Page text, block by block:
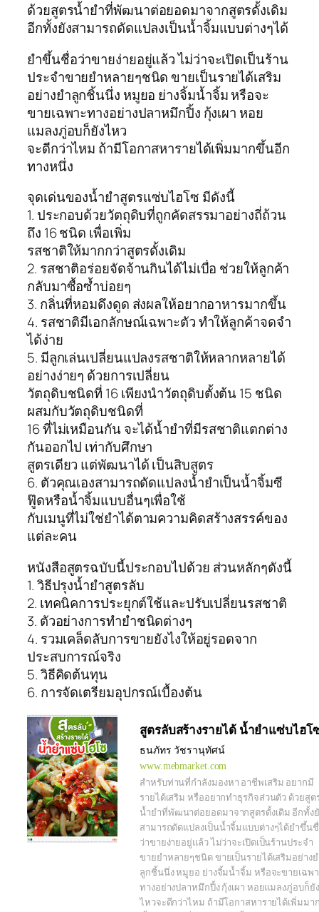
ด้วยสูตรน้ำยำที่พัฒนาต่อยอดมาจากสูตรดั้งเดิม
อีกทั้งยังสามารถดัดแปลงเป็นน้ำจิ้มแบบต่างๆได้
ยำขึ้นชื่อว่าขายง่ายอยู่แล้ว ไม่ว่าจะเปิดเป็นร้าน
ประจำขายยำหลายๆชนิด ขายเป็นรายได้เสริม
อย่างยำลูกชิ้นนึ่ง หมูยอ ย่างจิ้มน้ำจิ้ม หรือจะ
ขายเฉพาะทางอย่างปลาหมึกปิ้ง กุ้งเผา หอย
แมลงภู่อบก็ยังไหว
จะดีกว่าไหม ถ้ามีโอกาสหารายได้เพิ่มมากขึ้นอีก
ทางหนึ่ง
จุดเด่นของน้ำยำสูตรแซ่บไฮโซ มีดังนี้
1. ประกอบด้วยวัตถุดิบที่ถูกคัดสรรมาอย่างถี่ถ้วน
ถึง 16 ชนิด เพื่อเพิ่ม
รสชาติให้มากกว่าสูตรดั้งเดิม
2. รสชาติอร่อยจัดจ้านกินได้ไม่เบื่อ ช่วยให้ลูกค้า
กลับมาซื้อซ้ำบ่อยๆ
3. กลิ่นที่หอมดึงดูด ส่งผลให้อยากอาหารมากขึ้น
4. รสชาติมีเอกลักษณ์เฉพาะตัว ทำให้ลูกค้าจดจำ
ได้ง่าย
5. มีลูกเล่นเปลี่ยนแปลงรสชาติให้หลากหลายได้
อย่างง่ายๆ ด้วยการเปลี่ยน
วัตถุดิบชนิดที่ 16 เพียงนำวัตถุดิบตั้งต้น 15 ชนิด
ผสมกับวัตถุดิบชนิดที่
16 ที่ไม่เหมือนกัน จะได้น้ำยำที่มีรสชาติแตกต่าง
กันออกไป เท่ากับศึกษา
สูตรเดียว แต่พัฒนาได้ เป็นสิบสูตร
6. ตัวคุณเองสามารถดัดแปลงน้ำยำเป็นน้ำจิ้มซี
ฟู๊ดหรือน้ำจิ้มแบบอื่นๆเพื่อใช้
กับเมนูที่ไม่ใช่ยำได้ตามความคิดสร้างสรรค์ของ
แต่ละคน
หนังสือสูตรฉบับนี้ประกอบไปด้วย ส่วนหลักๆดังนี้
1. วิธีปรุงน้ำยำสูตรลับ
2. เทคนิคการประยุกต์ใช้และปรับเปลี่ยนรสชาติ
3. ตัวอย่างการทำยำชนิดต่างๆ
4. รวมเคล็ดลับการขายยังไงให้อยู่รอดจาก
ประสบการณ์จริง
5. วิธีคิดต้นทุน
6. การจัดเตรียมอุปกรณ์เบื้องต้น
สูตรลับสร้างรายได้ น้ำยำแซ่บไฮโ
ธนภัทร วัชรานุทัศน์
www.mebmarket.com
สำหรับท่านที่กำลังมองหา อาชีพเสริม อยากมี
รายได้เสริม หรืออยากทำธุรกิจส่วนตัว ด้วยสูต
น้ำยำที่พัฒนาต่อยอดมาจากสูตรดั้งเดิม อีกทั้ง
สามารถดัดแปลงเป็นน้ำจิ้มแบบต่างๆได้ยำขึ้น
ว่าขายง่ายอยู่แล้ว ไม่ว่าจะเปิดเป็นร้านประจำ
ขายยำหลายๆชนิด ขายเป็นรายได้เสริมอย่าง
ลูกชิ้นนึ่ง หมูยอ ย่างจิ้มน้ำจิ้ม หรือจะขายเฉพ
ทางอย่างปลาหมึกปิ้ง กุ้งเผา หอยแมลงภู่อบก็ยัง
ไหวจะดีกว่าไหม ถ้ามีโอกาสหารายได้เพิ่มมา